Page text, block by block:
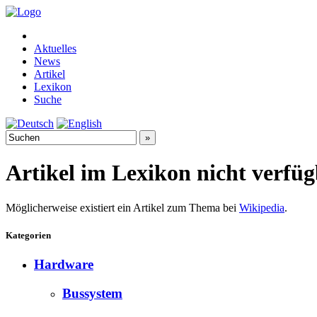
Aktuelles
News
Artikel
Lexikon
Suche
Artikel im Lexikon nicht
Möglicherweise existiert ein Artikel zum Thema bei Wikipedia.
Kategorien
Hardware
Bussystem